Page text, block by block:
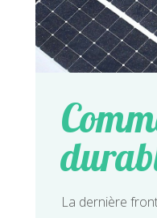
La dernière